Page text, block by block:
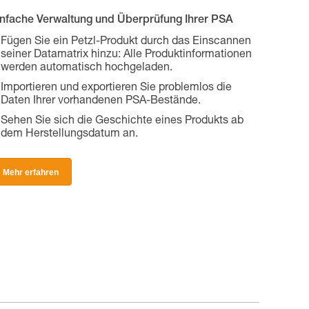
Verwaltung und Überprüfung Ihrer PSA
Fügen Sie ein Petzl-Produkt durch das Einscannen
seiner Datamatrix hinzu: Alle Produktinformationen
werden automatisch hochgeladen.
Importieren und exportieren Sie problemlos die
Daten Ihrer vorhandenen PSA-Bestände.
Sehen Sie sich die Geschichte eines Produkts ab
dem Herstellungsdatum an.
Mehr erfahren